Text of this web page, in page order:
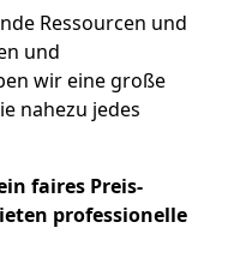
Ressourcen und
und
wir eine große
nahezu jedes
faires Preis-
professionelle